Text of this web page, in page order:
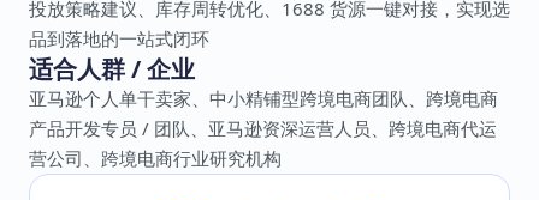
投放策略建议、库存周转优化、1688 货源一键对接，实现选
品到落地的一站式闭环
适合人群 / 企业
亚马逊个人单干卖家、中小精铺型跨境电商团队、跨境电商
产品开发专员 / 团队、亚马逊资深运营人员、跨境电商代运
营公司、跨境电商行业研究机构